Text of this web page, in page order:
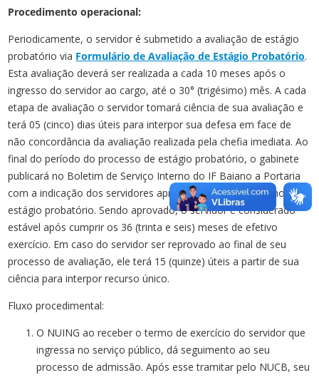
Procedimento operacional:
Periodicamente, o servidor é submetido a avaliação de estágio
probatório via Formulário de Avaliação de Estágio Probatório.
Esta avaliação deverá ser realizada a cada 10 meses após o
ingresso do servidor ao cargo, até o 30° (trigésimo) mês. A cada
etapa de avaliação o servidor tomará ciência de sua avaliação e
terá 05 (cinco) dias úteis para interpor sua defesa em face de
não concordância da avaliação realizada pela chefia imediata. Ao
final do período do processo de estágio probatório, o gabinete
publicará no Boletim de Serviço Interno do IF Baiano a Portaria
com a indicação dos servidores aprovados e reprovados no
estágio probatório. Sendo aprovado, o servidor é considerado
estável após cumprir os 36 (trinta e seis) meses de efetivo
exercício. Em caso do servidor ser reprovado ao final de seu
processo de avaliação, ele terá 15 (quinze) úteis a partir de sua
ciência para interpor recurso único.
Fluxo procedimental:
O NUING ao receber o termo de exercício do servidor que
ingressa no serviço público, dá seguimento ao seu
processo de admissão. Após esse tramitar pelo NUCB, seu